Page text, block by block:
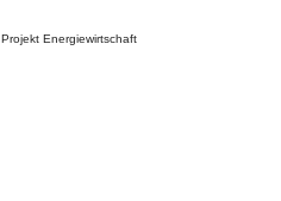
Projekt Energiewirtschaft